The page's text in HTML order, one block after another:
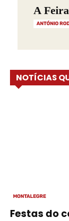
A
ANTÓNIO
NOTÍCIAS
MONTALEGRE
Festas do